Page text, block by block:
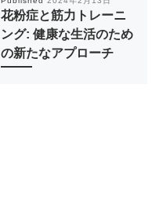
花粉症と筋力トレーニ
ング: 健康な生活のため
の新たなアプローチ